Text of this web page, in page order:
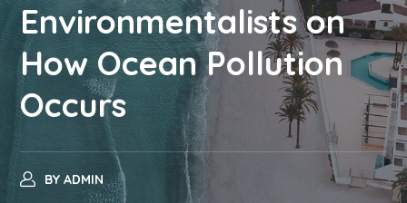
Environmentalists on
How Ocean Pollution
Occurs
BY ADMIN